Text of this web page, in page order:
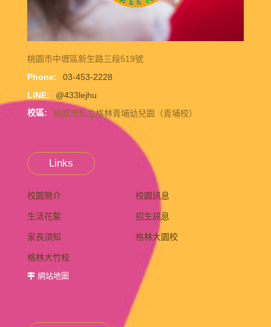
桃園市中壢區新生路三段519號
Phone:
03-453-2228
LINE:
@433lejhu
校區:
桃園市私立格林青埔幼兒園（青埔校）
Links
校園簡介 校園訊息
生活花絮 招生訊息
家長須知 格林大園校
格林大竹校
網站地圖